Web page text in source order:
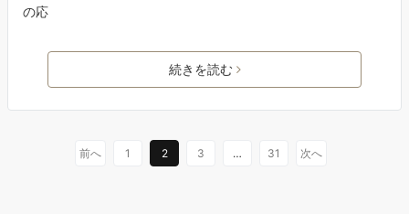
の応
続きを読む
前へ 1 2 3 … 31 次へ